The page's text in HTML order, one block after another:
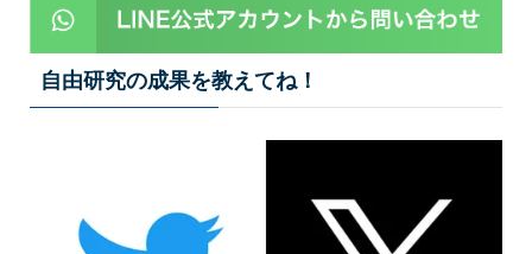
自由研究の成果を教えてね！